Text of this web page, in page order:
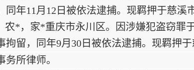
年11月12日被依法逮捕。现羁押于慈溪
*，家*重庆市永川区。因涉嫌犯盗窃罪
留，同年9月30日被依法逮捕。现羁押于
所律师。